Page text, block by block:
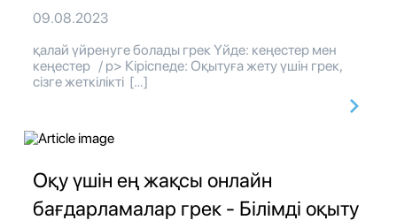
09.08.2023
қалай үйренуге болады грек Үйде: кеңестер мен
кеңестер / p> Кіріспеде: Оқытуға жету үшін грек,
сізге жеткілікті […]
Оқу үшін ең жақсы онлайн
бағдарламалар грек - Білімді оқыту